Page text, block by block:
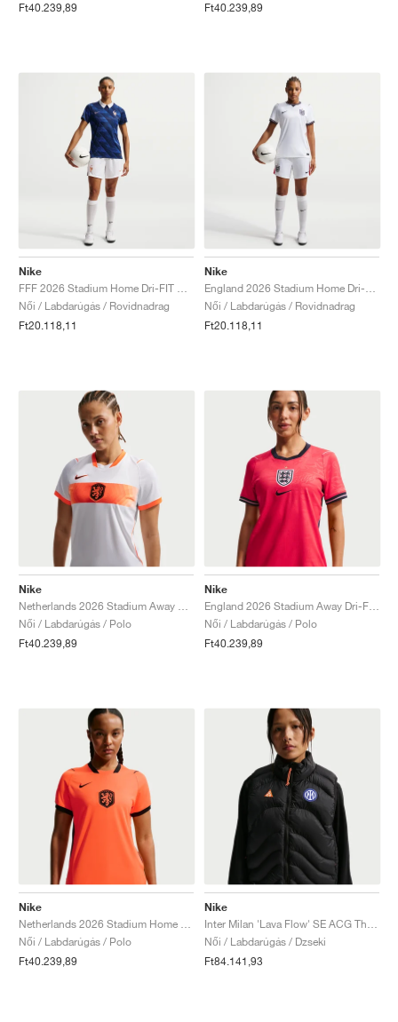
Ft40.239,89
Ft40.239,89
Nike
Női / Labdarúgás / Rovidnadrag
Ft20.118,11
Nike
Női / Labdarúgás / Rovidnadrag
Ft20.118,11
Nike
Női / Labdarúgás / Polo
Ft40.239,89
Nike
Női / Labdarúgás / Polo
Ft40.239,89
Nike
Női / Labdarúgás / Polo
Ft40.239,89
Nike
Női / Labdarúgás / Dzseki
Ft84.141,93